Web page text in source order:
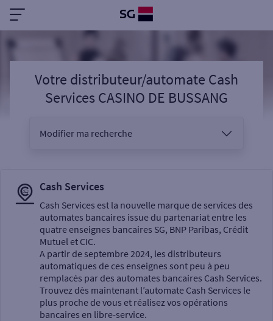
Votre distributeur/automate Cash
Services CASINO DE BUSSANG
Modifier ma recherche
Sélectionnez votre recherche
Un service
Cash Services
Cash Services est la nouvelle marque de services des
automates bancaires issue du partenariat entre les
quatre enseignes bancaires SG, BNP Paribas, Crédit
Mutuel et CIC.
A partir de septembre 2024, les distributeurs
automatiques de ces enseignes sont peu à peu
remplacés par des automates bancaires Cash Services.
Trouvez dès maintenant l’automate Cash Services le
plus proche de vous et réalisez vos opérations
bancaires en libre-service.